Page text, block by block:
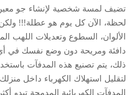
تضيف لمسة شخصية لإنشاء جو
لحظة، الآن كل يوم هو عطلة!!!
الألوان، السطوع وتعديلات اللهب
دافئة ومريحة دون وضع نفسك في
ذلك، يتم تصنيع هذه المدفآت
لتقليل استهلاك الكهرباء داخل
المدفآت الكهربائية المدمجة تبدو